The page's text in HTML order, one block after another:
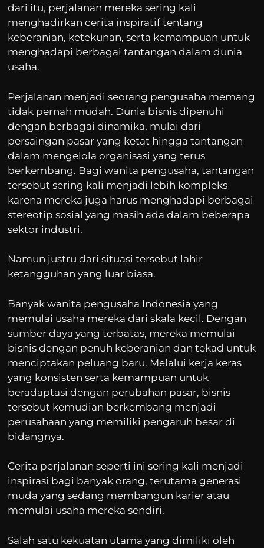
dari itu, perjalanan mereka sering kali
menghadirkan cerita inspiratif tentang
keberanian, ketekunan, serta kemampuan untuk
menghadapi berbagai tantangan dalam dunia
usaha.
Perjalanan menjadi seorang pengusaha memang
tidak pernah mudah. Dunia bisnis dipenuhi
dengan berbagai dinamika, mulai dari
persaingan pasar yang ketat hingga tantangan
dalam mengelola organisasi yang terus
berkembang. Bagi wanita pengusaha, tantangan
tersebut sering kali menjadi lebih kompleks
karena mereka juga harus menghadapi berbagai
stereotip sosial yang masih ada dalam beberapa
sektor industri.
Namun justru dari situasi tersebut lahir
ketangguhan yang luar biasa.
Banyak wanita pengusaha Indonesia yang
memulai usaha mereka dari skala kecil. Dengan
sumber daya yang terbatas, mereka memulai
bisnis dengan penuh keberanian dan tekad untuk
menciptakan peluang baru. Melalui kerja keras
yang konsisten serta kemampuan untuk
beradaptasi dengan perubahan pasar, bisnis
tersebut kemudian berkembang menjadi
perusahaan yang memiliki pengaruh besar di
bidangnya.
Cerita perjalanan seperti ini sering kali menjadi
inspirasi bagi banyak orang, terutama generasi
muda yang sedang membangun karier atau
memulai usaha mereka sendiri.
Salah satu kekuatan utama yang dimiliki oleh